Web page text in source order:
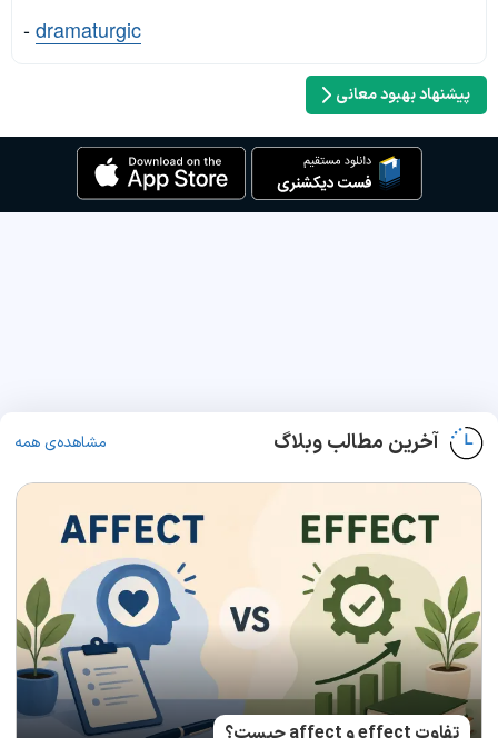
-dramaturgic
پیشنهاد بهبود معانی
آخرین مطالب وبلاگ مشاهده‌ی همه